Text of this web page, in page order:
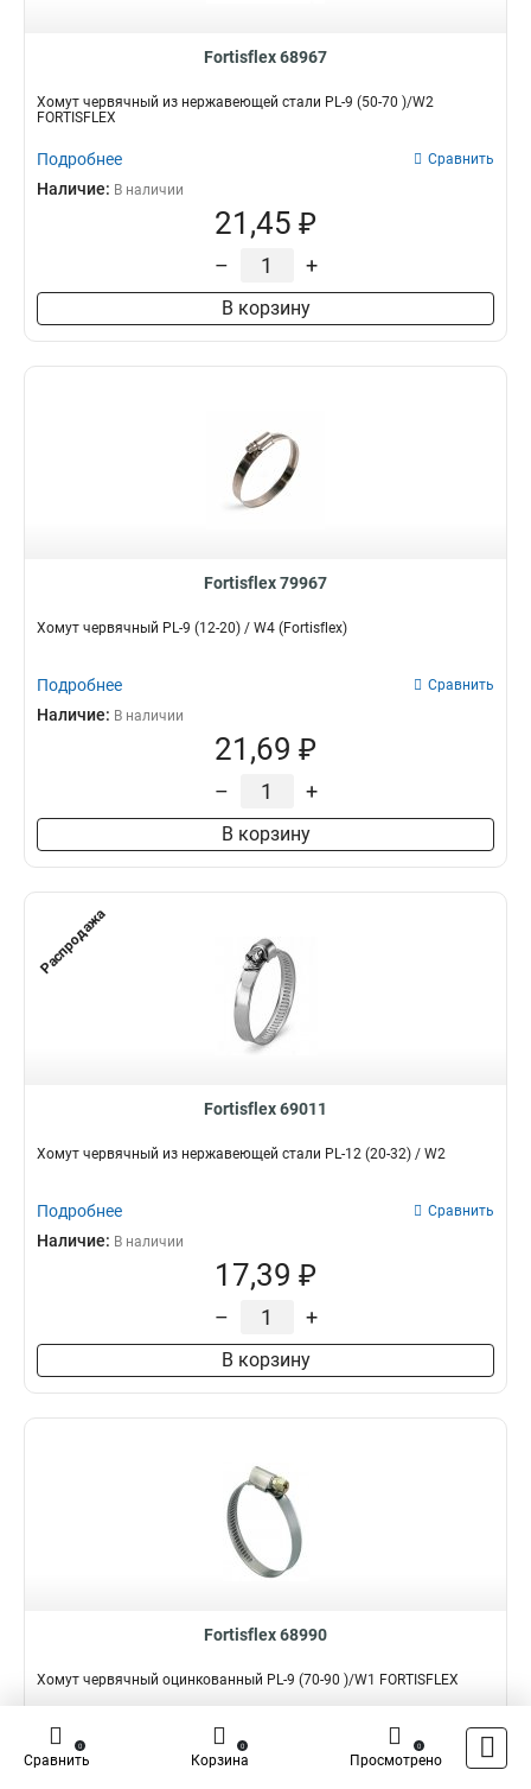
Fortisflex 68967
Хомут червячный из нержавеющей стали PL-9 (50-70 )/W2
FORTISFLEX
Подробнее Сравнить
Наличие: В наличии
21,45 ₽
– +
В корзину
Fortisflex 79967
Хомут червячный PL-9 (12-20) / W4 (Fortisflex)
Подробнее Сравнить
Наличие: В наличии
21,69 ₽
– +
В корзину
Распродажа
Fortisflex 69011
Хомут червячный из нержавеющей стали PL-12 (20-32) / W2
Подробнее Сравнить
Наличие: В наличии
17,39 ₽
– +
В корзину
Fortisflex 68990
Хомут червячный оцинкованный PL-9 (70-90 )/W1 FORTISFLEX
Подробнее Сравнить
Наличие:
Сравнить
0
Корзина
0
Просмотрено
0